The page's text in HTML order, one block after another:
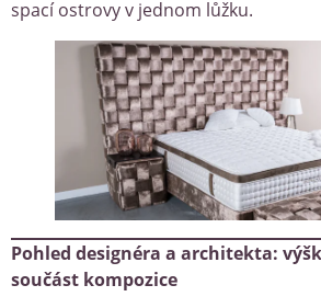
spací ostrovy v jednom lůžku.
Pohled designéra a architekta:
součást kompozice